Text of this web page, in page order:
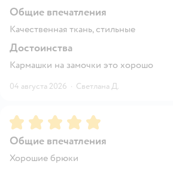
Общие впечатления
Качественная ткань, стильные
Достоинства
Кармашки на замочки это хорошо
04 августа 2026 · Светлана Д.
Рейтинг:5
Общие впечатления
Хорошие брюки